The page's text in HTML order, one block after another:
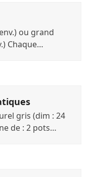
ou grand
Chaque…
gris (dim : 24
de : 2 pots…